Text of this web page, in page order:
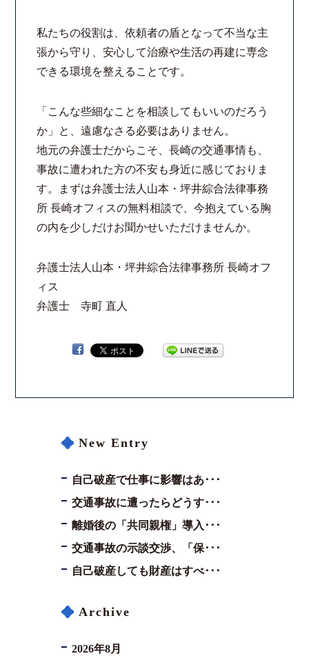
私たちの役割は、依頼者の盾となって不当な主
張から守り、安心して治療や生活の再建に専念
できる環境を整えることです。
「こんな些細なことを相談してもいいのだろう
か」と、遠慮なさる必要はありません。
地元の弁護士だからこそ、長崎の交通事情も、
事故に遭われた方の不安も身近に感じておりま
す。まずは弁護士法人山本・坪井綜合法律事務
所 長崎オフィスの無料相談で、今抱えている胸
の内を少しだけお聞かせいただけませんか。
弁護士法人山本・坪井綜合法律事務所 長崎オフ
ィス
弁護士 寺町 直人
New Entry
自己破産で仕事に影響はあ･･･
交通事故に遭ったらどうす･･･
離婚後の「共同親権」導入･･･
交通事故の示談交渉、「保･･･
自己破産しても財産はすべ･･･
Archive
2026年8月